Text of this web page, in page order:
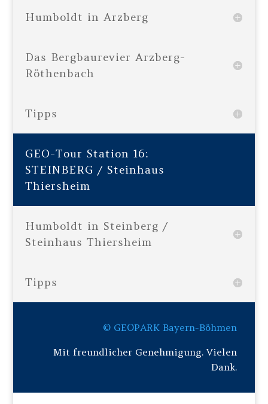
Humboldt in Arzberg
Das Bergbaurevier Arzberg-
Röthenbach
Tipps
GEO-Tour Station 16:
STEINBERG / Steinhaus
Thiersheim
Humboldt in Steinberg /
Steinhaus Thiersheim
Tipps
© GEOPARK Bayern-Böhmen
Mit freundlicher Genehmigung. Vielen
Dank.